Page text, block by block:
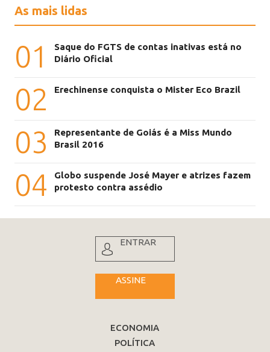
As mais lidas
01
Saque do FGTS de contas inativas está no
Diário Oficial
02 Erechinense conquista o Mister Eco Brazil
03
Representante de Goiás é a Miss Mundo
Brasil 2016
04
Globo suspende José Mayer e atrizes fazem
protesto contra assédio
ENTRAR
ASSINE
ECONOMIA
POLÍTICA